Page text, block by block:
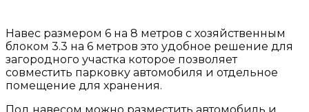
Навес размером 6 на 8 метров с хозяйственным
блоком 3.3 на 6 метров это удобное решение для
загородного участка которое позволяет
совместить парковку автомобиля и отдельное
помещение для хранения.